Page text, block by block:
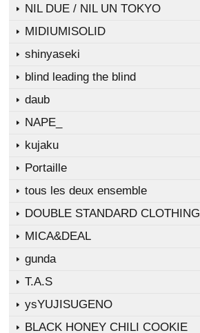
NIL DUE / NIL UN TOKYO
MIDIUMISOLID
shinyaseki
blind leading the blind
daub
NAPE_
kujaku
Portaille
tous les deux ensemble
DOUBLE STANDARD CLOTHING
MICA&DEAL
gunda
T.A.S
ysYUJISUGENO
BLACK HONEY CHILI COOKIE